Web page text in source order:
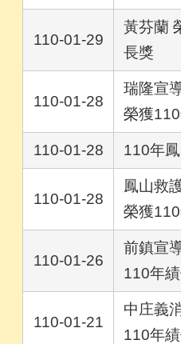
110-01-29
黃芬蘭
長獎
110-01-28
瑞隆宣
榮獲
110-01-28 110年
110-01-28
鳳山救
榮獲
110-01-26
前鎮宣
110年
110-01-21
中庄義
110年